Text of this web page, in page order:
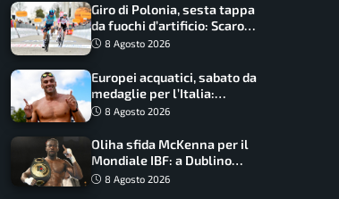
Giro di Polonia, sesta tappa
da fuochi d’artificio: Scaroni
può attaccare la maglia di
8 Agosto 2026
Europei acquatici, sabato da
medaglie per l’Italia:
Paltrinieri guida la staffetta,
grandi altezze
8 Agosto 2026
Oliha sfida McKenna per il
Mondiale IBF: a Dublino
serve l’impresa nella tana
8 Agosto 2026